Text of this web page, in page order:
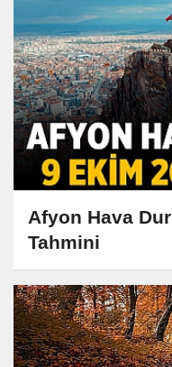
Afyon Hava
Tahmini